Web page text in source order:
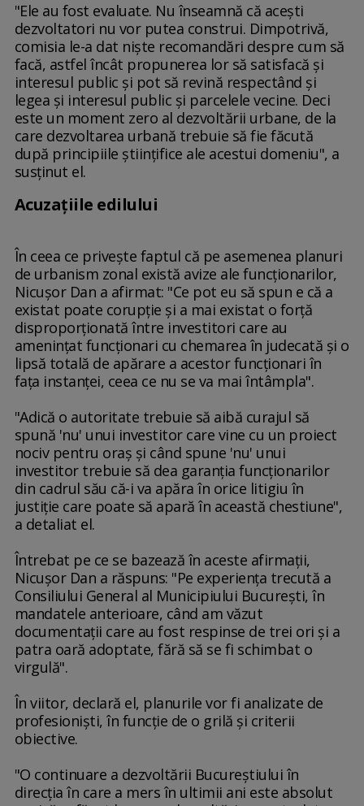
"Ele au fost evaluate. Nu înseamnă că aceşti
dezvoltatori nu vor putea construi. Dimpotrivă,
comisia le-a dat nişte recomandări despre cum să
facă, astfel încât propunerea lor să satisfacă şi
interesul public şi pot să revină respectând şi
legea şi interesul public şi parcelele vecine. Deci
este un moment zero al dezvoltării urbane, de la
care dezvoltarea urbană trebuie să fie făcută
după principiile ştiinţifice ale acestui domeniu", a
susţinut el.
Acuzațiile edilului
În ceea ce priveşte faptul că pe asemenea planuri
de urbanism zonal există avize ale funcţionarilor,
Nicuşor Dan a afirmat: "Ce pot eu să spun e că a
existat poate corupţie şi a mai existat o forţă
disproporţionată între investitori care au
ameninţat funcţionari cu chemarea în judecată şi o
lipsă totală de apărare a acestor funcţionari în
faţa instanţei, ceea ce nu se va mai întâmpla".
"Adică o autoritate trebuie să aibă curajul să
spună 'nu' unui investitor care vine cu un proiect
nociv pentru oraş şi când spune 'nu' unui
investitor trebuie să dea garanţia funcţionarilor
din cadrul său că-i va apăra în orice litigiu în
justiţie care poate să apară în această chestiune",
a detaliat el.
Întrebat pe ce se bazează în aceste afirmaţii,
Nicuşor Dan a răspuns: "Pe experienţa trecută a
Consiliului General al Municipiului Bucureşti, în
mandatele anterioare, când am văzut
documentaţii care au fost respinse de trei ori şi a
patra oară adoptate, fără să se fi schimbat o
virgulă".
În viitor, declară el, planurile vor fi analizate de
profesionişti, în funcţie de o grilă şi criterii
obiective.
"O continuare a dezvoltării Bucureştiului în
direcţia în care a mers în ultimii ani este absolut